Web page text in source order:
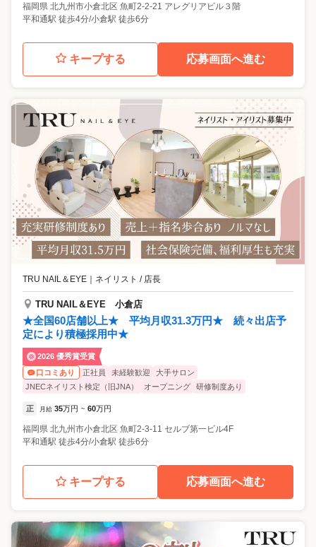
福岡県 北九州市小倉北区 魚町2-2-21 アレグリアビル３階
平和通駅 徒歩4分/小倉駅 徒歩6分
キープする 応募画面へ進む
TRU NAIL＆EYE ネイリスト / 店長
TRU NAIL＆EYE 小倉店
★全国60店舗以上★ 平均月収31.3万円★ 続々出店予
定により積極採用中★
2026 優秀賞受賞
口コミあり
正社員 未経験歓迎
大手サロン
JNECネイリスト検定（旧JNA）
オープニング 研修制度あり
正 月給 35万円 ~ 60万円
福岡県 北九州市小倉北区 魚町2-3-11 セルブ第一ビル4F
平和通駅 徒歩4分/小倉駅 徒歩6分
キープする 応募画面へ進む